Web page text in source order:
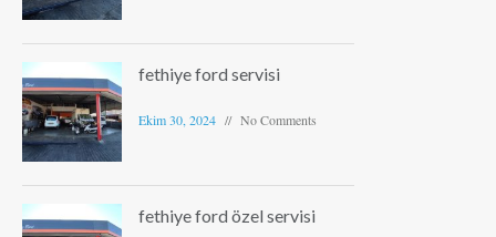
fethiye ford servisi
Ekim 30, 2024 No Comments
fethiye ford özel servisi